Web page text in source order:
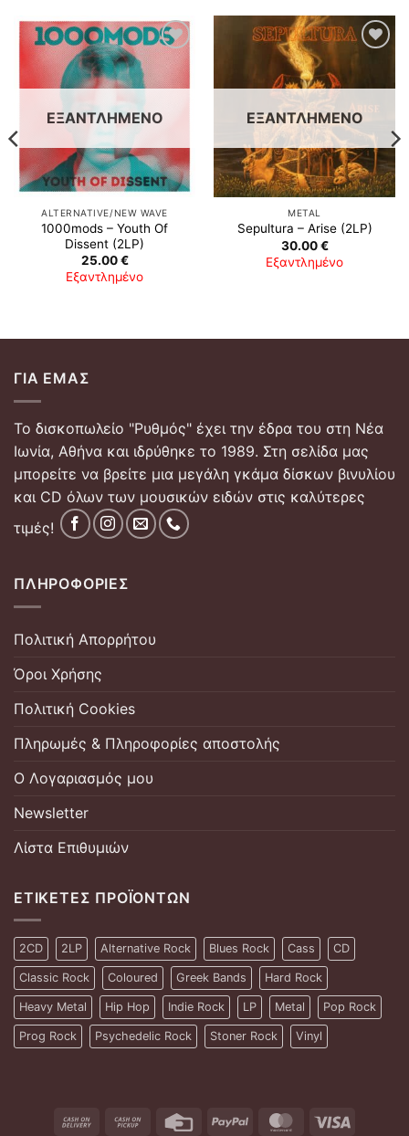
Προσθήκη
στη λίστα
επιθυμιών
ΕΞΑΝΤΛΗΜΈΝΟ
ALTERNATIVE/NEW WAVE
1000mods ‎– Youth Of
Dissent (2LP)
25.00€
Εξαντλημένο
επιθυμιών
ΕΞΑΝΤΛΗΜΈΝΟ
METAL
Sepultura ‎– Arise (2LP)
30.00€
Εξαντλημένο
ΓΙΑ ΕΜΆΣ
Το δισκοπωλείο "Ρυθμός" έχει την έδρα του στη Νέα
Ιωνία, Αθήνα και ιδρύθηκε το 1989. Στη σελίδα μας
μπορείτε να βρείτε μια μεγάλη γκάμα δίσκων βινυλίου
και CD όλων των μουσικών ειδών στις καλύτερες
τιμές!
ΠΛΗΡΟΦΟΡΊΕΣ
Πολιτική Απορρήτου
Όροι Χρήσης
Πολιτική Cookies
Πληρωμές & Πληροφορίες αποστολής
Ο Λογαριασμός μου
Newsletter
Λίστα Επιθυμιών
ΕΤΙΚΈΤΕΣ ΠΡΟΪΌΝΤΩΝ
2CD 2LP Alternative Rock Blues Rock Cass CD
Classic Rock Coloured Greek Bands Hard Rock
Heavy Metal Hip Hop Indie Rock LP Metal Pop Rock
Prog Rock Psychedelic Rock Stoner Rock Vinyl
Cash
Cash
Credit
PayPal MasterCard